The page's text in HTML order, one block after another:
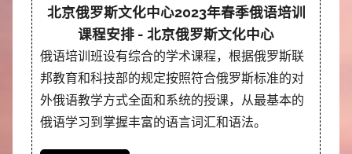
北京俄罗斯文化中心2023年春季俄语培训
课程安排 - 北京俄罗斯文化中心
俄语培训班设有综合的学术课程，根据俄罗斯联
邦教育和科技部的规定按照符合俄罗斯标准的对
外俄语教学方式全面和系统的授课，从最基本的
俄语学习到掌握丰富的语言词汇和语法。